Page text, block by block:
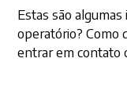
Estas são
operatório? Como
entrar em contato